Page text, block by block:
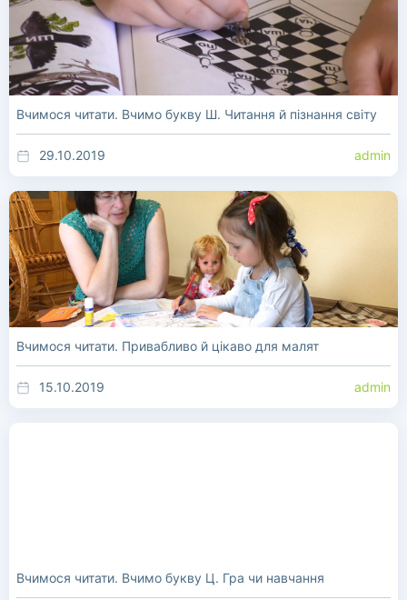
Вчимося читати. Вчимо букву Ш. Читання й пізнання світу
29.10.2019 admin
Вчимося читати. Привабливо й цікаво для малят
15.10.2019 admin
Вчимося читати. Вчимо букву Ц. Гра чи навчання